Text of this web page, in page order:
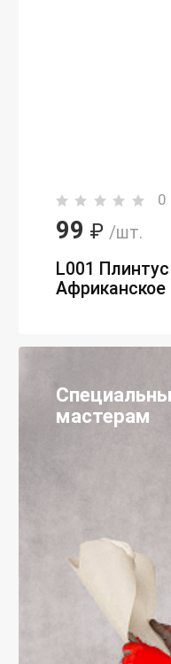
0
99 ₽ /шт.
L001
Африканское
мастерам